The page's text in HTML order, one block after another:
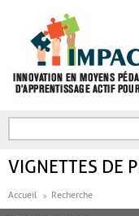
FORMULAIRE DE
VIGNETTES DE
Accueil Recherche